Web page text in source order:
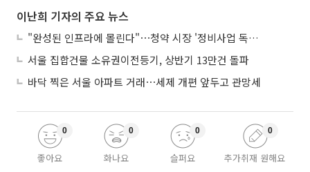
이난희 기자의 주요 뉴스
"완성된 인프라에 몰린다"⋯청약 시장 '정비사업 독주' 42배 격차
서울 집합건물 소유권이전등기, 상반기 13만건 돌파
바닥 찍은 서울 아파트 거래⋯세제 개편 앞두고 관망세
좋아요
0
화나요
0
슬퍼요
0
추가취재 원해요
0